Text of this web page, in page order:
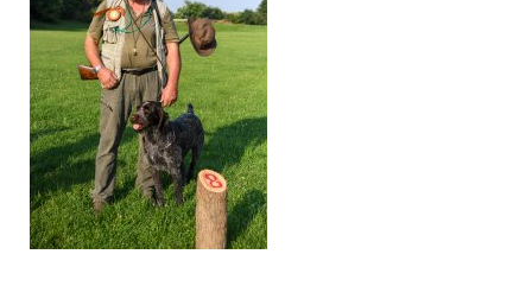
TLAČIVÁ A PRIHLÁŠKY
KLUBOVÉ POPLATKY
ZÁPISNICE Z ČLENSKEJ SCHÔDZE
AKO BYT ČLENOM KCHHS
OZNAMY / NEWS
DEUTSCH DRAHTHAAR